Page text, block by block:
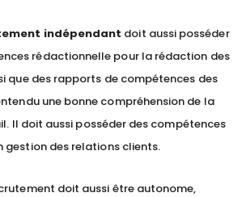
indépendant doit aussi posséder
rédactionnelle pour la rédaction des
que des rapports de compétences des
une bonne compréhension de la
Il doit aussi posséder des compétences
gestion des relations clients.
doit aussi être autonome,